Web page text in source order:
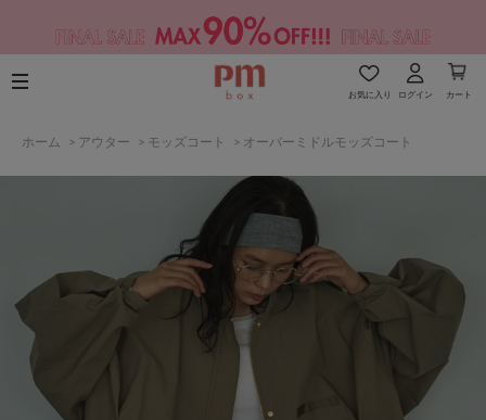
お気に入り ログイン カート
ホーム > アウター > モッズコート > オーバーミドルモッズコート